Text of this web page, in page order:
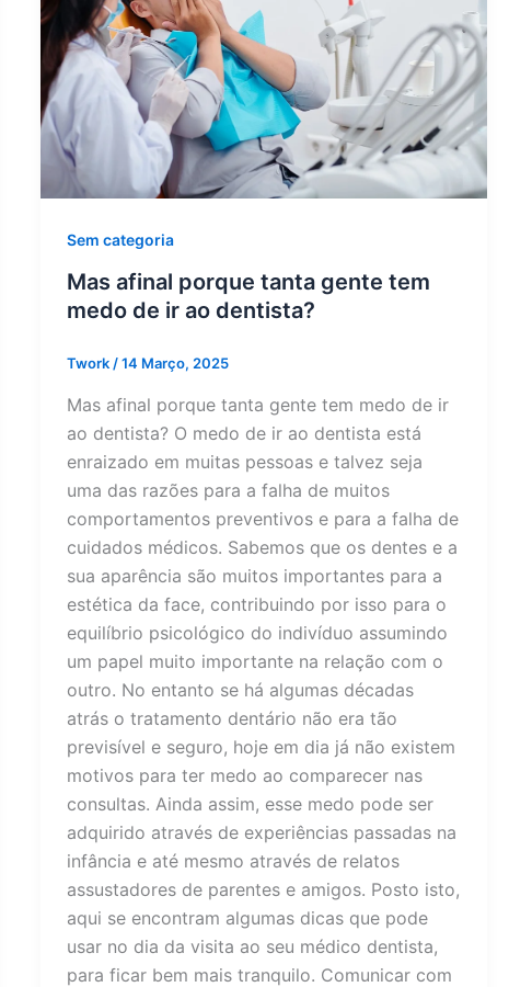
Sem categoria
Mas afinal porque tanta gente tem
medo de ir ao dentista?
Twork/14 Março, 2025
Mas afinal porque tanta gente tem medo de ir
ao dentista? O medo de ir ao dentista está
enraizado em muitas pessoas e talvez seja
uma das razões para a falha de muitos
comportamentos preventivos e para a falha de
cuidados médicos. Sabemos que os dentes e a
sua aparência são muitos importantes para a
estética da face, contribuindo por isso para o
equilíbrio psicológico do indivíduo assumindo
um papel muito importante na relação com o
outro. No entanto se há algumas décadas
atrás o tratamento dentário não era tão
previsível e seguro, hoje em dia já não existem
motivos para ter medo ao comparecer nas
consultas. Ainda assim, esse medo pode ser
adquirido através de experiências passadas na
infância e até mesmo através de relatos
assustadores de parentes e amigos. Posto isto,
aqui se encontram algumas dicas que pode
usar no dia da visita ao seu médico dentista,
para ficar bem mais tranquilo. Comunicar com